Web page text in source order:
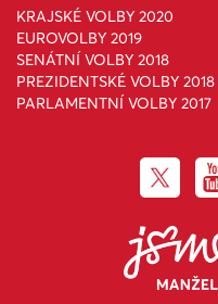
KRAJSKÉ VOLBY 2020
EUROVOLBY 2019
SENÁTNÍ VOLBY 2018
PREZIDENTSKÉ VOLBY 2018
PARLAMENTNÍ VOLBY 2017